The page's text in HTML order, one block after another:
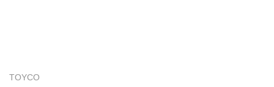
TOYCO